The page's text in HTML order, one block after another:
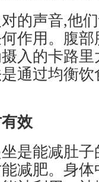
声音,他们
作用。腹
入的卡路
通过均衡
效
能减肚子
减肥。身